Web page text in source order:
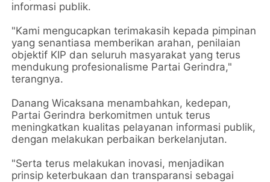
informasi publik.
"Kami mengucapkan terimakasih kepada pimpinan
yang senantiasa memberikan arahan, penilaian
objektif KIP dan seluruh masyarakat yang terus
mendukung profesionalisme Partai Gerindra,"
terangnya.
Danang Wicaksana menambahkan, kedepan,
Partai Gerindra berkomitmen untuk terus
meningkatkan kualitas pelayanan informasi publik,
dengan melakukan perbaikan berkelanjutan.
"Serta terus melakukan inovasi, menjadikan
prinsip keterbukaan dan transparansi sebagai